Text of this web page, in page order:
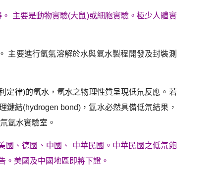
主要是動物實驗(大鼠)或細胞實驗。極少人體實
主要進行氫氣溶解於水與氫水製程開發及封裝測
定律)的氫水，氫水之物理性質呈現低氘反應。若
結(hydrogen bond)，氫水必然具備低氘結果，
氫水實驗室。
國、德國、中國、 中華民國。中華民國之低氘飽
。美國及中國地區即將下證。